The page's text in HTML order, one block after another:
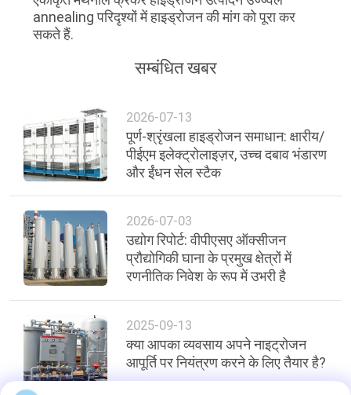
गोपनीयता
नीति
annealing परिदृश्यों में हाइड्रोजन की मांग को पूरा कर
सकते हैं.
सम्बंधित खबर
2026-07-13
पूर्ण-श्रृंखला हाइड्रोजन समाधान: क्षारीय/
पीईएम इलेक्ट्रोलाइज़र, उच्च दबाव भंडारण
और ईंधन सेल स्टैक
2026-07-03
उद्योग रिपोर्ट: वीपीएसए ऑक्सीजन
प्रौद्योगिकी घाना के प्रमुख क्षेत्रों में
रणनीतिक निवेश के रूप में उभरी है
2025-09-13
क्या आपका व्यवसाय अपने नाइट्रोजन
आपूर्ति पर नियंत्रण करने के लिए तैयार है?